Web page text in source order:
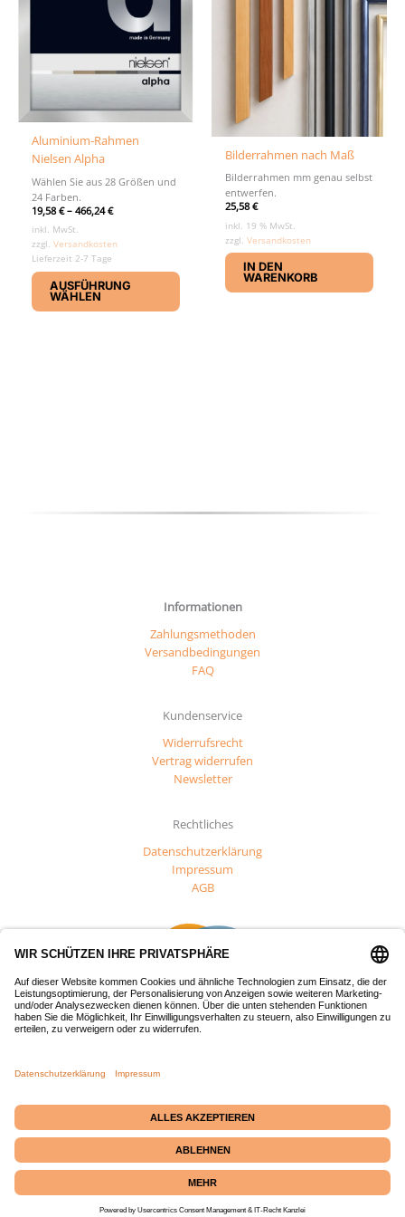
Aluminium-Rahmen
Nielsen Alpha
Wählen Sie aus 28 Größen und
24 Farben.
19,58€–466,24€
inkl. MwSt.
zzgl.Versandkosten
Lieferzeit 2-7 Tage
AUSFÜHRUNG
WÄHLEN
Dieses
weist
werden
Bilderrahmen nach Maß
Bilderrahmen mm genau selbst
entwerfen.
25,58€
inkl. 19 % MwSt.
zzgl.Versandkosten
IN DEN
WARENKORB
Informationen
Zahlungsmethoden
Versandbedingungen
FAQ
Kundenservice
Widerrufsrecht
Vertrag widerrufen
Newsletter
Rechtliches
Datenschutzerklärung
Impressum
AGB
regionale Entwicklung (EFRE) gefördert.
Passepartout-Werkstatt· Bäckerstraße 2 · 21379
Echem
☎ +49 (0) 4139 686 69|